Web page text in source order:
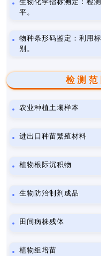
生物化学指标测定：检
平。
物种条形码鉴定：利用
别。
检测范
农业种植土壤样本
进出口种苗繁殖材料
植物根际沉积物
生物防治制剂成品
田间病株残体
植物组培苗